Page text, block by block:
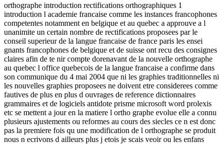
orthographe introduction rectifications orthographiques 1
introduction l academie francaise comme les instances francophones
competentes notamment en belgique et au quebec a approuve a l
unanimite un certain nombre de rectifications proposees par le
conseil superieur de la langue francaise de france paris les ensei
gnants francophones de belgique et de suisse ont recu des consignes
claires afin de te nir compte dorenavant de la nouvelle orthographe
au quebec l office quebecois de la langue francaise a confirme dans
son communique du 4 mai 2004 que ni les graphies traditionnelles ni
les nouvelles graphies proposees ne doivent etre considerees comme
fautives de plus en plus d ouvrages de reference dictionnaires
grammaires et de logiciels antidote prisme microsoft word prolexis
etc se mettent a jour en la matiere l ortho graphe evolue elle a connu
plusieurs ajustements ou reformes au cours des siecles ce n est donc
pas la premiere fois qu une modification de l orthographe se produit
nous n ecrivons d ailleurs plus j etois je scais veoir ou les enfans